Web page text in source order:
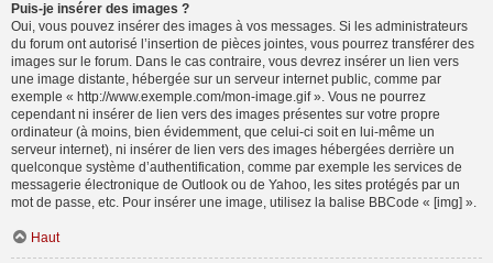
Puis-je insérer des images ?
Oui, vous pouvez insérer des images à vos messages. Si les administrateurs
du forum ont autorisé l’insertion de pièces jointes, vous pourrez transférer des
images sur le forum. Dans le cas contraire, vous devrez insérer un lien vers
une image distante, hébergée sur un serveur internet public, comme par
exemple « http://www.exemple.com/mon-image.gif ». Vous ne pourrez
cependant ni insérer de lien vers des images présentes sur votre propre
ordinateur (à moins, bien évidemment, que celui-ci soit en lui-même un
serveur internet), ni insérer de lien vers des images hébergées derrière un
quelconque système d’authentification, comme par exemple les services de
messagerie électronique de Outlook ou de Yahoo, les sites protégés par un
mot de passe, etc. Pour insérer une image, utilisez la balise BBCode « [img] ».
Haut